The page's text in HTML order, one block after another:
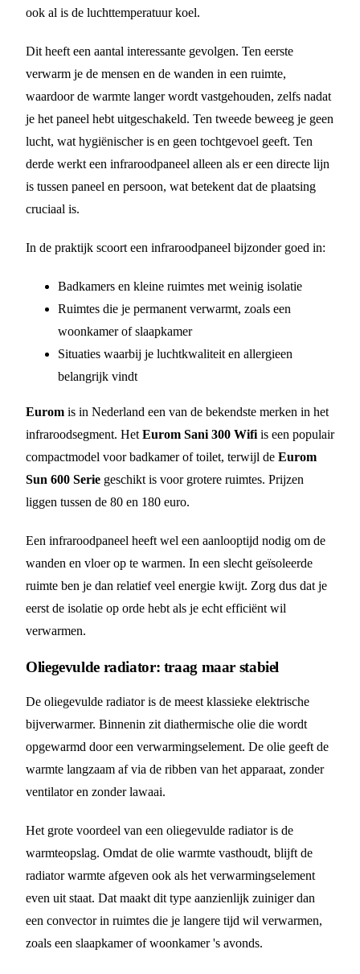
ook al is de luchttemperatuur koel.
Dit heeft een aantal interessante gevolgen. Ten eerste
verwarm je de mensen en de wanden in een ruimte,
waardoor de warmte langer wordt vastgehouden, zelfs nadat
je het paneel hebt uitgeschakeld. Ten tweede beweeg je geen
lucht, wat hygiënischer is en geen tochtgevoel geeft. Ten
derde werkt een infraroodpaneel alleen als er een directe lijn
is tussen paneel en persoon, wat betekent dat de plaatsing
cruciaal is.
In de praktijk scoort een infraroodpaneel bijzonder goed in:
Badkamers en kleine ruimtes met weinig isolatie
Ruimtes die je permanent verwarmt, zoals een
woonkamer of slaapkamer
Situaties waarbij je luchtkwaliteit en allergieen
belangrijk vindt
Eurom is in Nederland een van de bekendste merken in het
infraroodsegment. Het Eurom Sani 300 Wifi is een populair
compactmodel voor badkamer of toilet, terwijl de Eurom
Sun 600 Serie geschikt is voor grotere ruimtes. Prijzen
liggen tussen de 80 en 180 euro.
Een infraroodpaneel heeft wel een aanlooptijd nodig om de
wanden en vloer op te warmen. In een slecht geïsoleerde
ruimte ben je dan relatief veel energie kwijt. Zorg dus dat je
eerst de isolatie op orde hebt als je echt efficiënt wil
verwarmen.
Oliegevulde radiator: traag maar stabiel
De oliegevulde radiator is de meest klassieke elektrische
bijverwarmer. Binnenin zit diathermische olie die wordt
opgewarmd door een verwarmingselement. De olie geeft de
warmte langzaam af via de ribben van het apparaat, zonder
ventilator en zonder lawaai.
Het grote voordeel van een oliegevulde radiator is de
warmteopslag. Omdat de olie warmte vasthoudt, blijft de
radiator warmte afgeven ook als het verwarmingselement
even uit staat. Dat maakt dit type aanzienlijk zuiniger dan
een convector in ruimtes die je langere tijd wil verwarmen,
zoals een slaapkamer of woonkamer 's avonds.